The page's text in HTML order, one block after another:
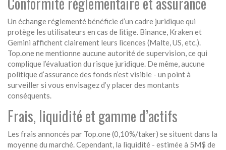
Un échange réglementé bénéficie d’un cadre juridique qui
protège les utilisateurs en cas de litige. Binance, Kraken et
Gemini affichent clairement leurs licences (Malte, US, etc.).
Top.one ne mentionne aucune autorité de supervision, ce qui
complique l’évaluation du risque juridique. De même, aucune
politique d’assurance des fonds n’est visible - un point à
surveiller si vous envisagez d’y placer des montants
conséquents.
Frais, liquidité et gamme d’actifs
Les frais annoncés par Top.one (0,10%/taker) se situent dans la
moyenne du marché. Cependant, la liquidité - estimée à 5M$ de